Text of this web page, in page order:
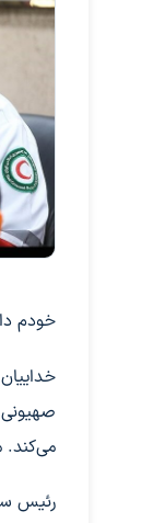
خودم
می‌کند.
رئیس